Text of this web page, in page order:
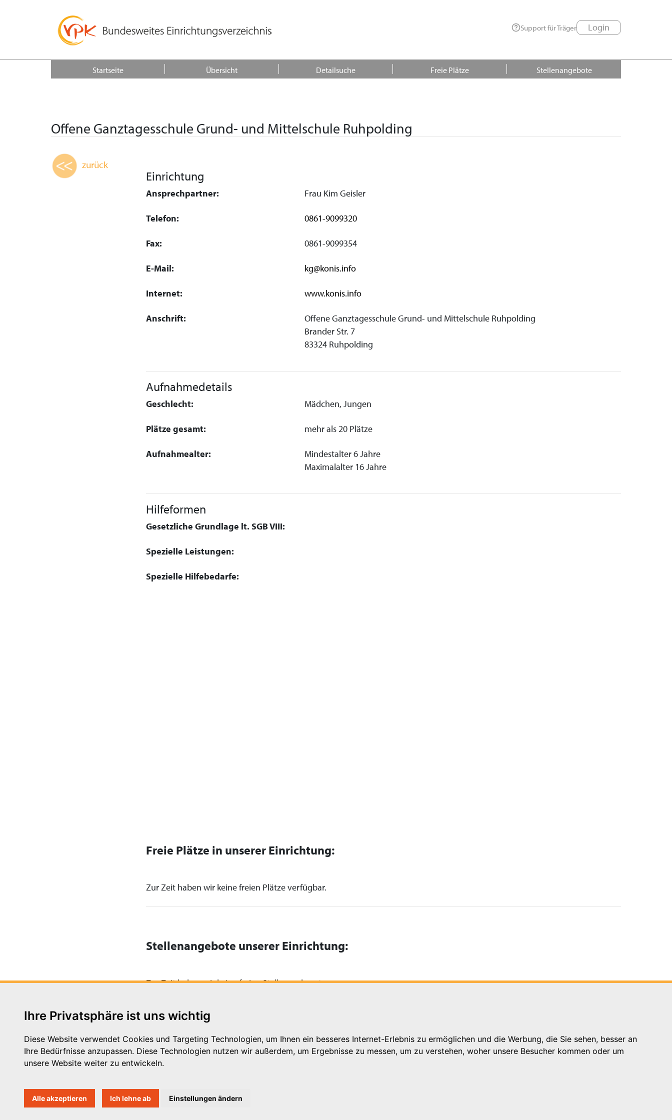
Ihre Privatsphäre ist uns wichtig
Diese Website verwendet Cookies und Targeting Technologien, um Ihnen ein besseres Internet-Erlebnis zu ermöglichen und die Werbung, die Sie sehen, besser an
Ihre Bedürfnisse anzupassen. Diese Technologien nutzen wir außerdem, um Ergebnisse zu messen, um zu verstehen, woher unsere Besucher kommen oder um
unsere Website weiter zu entwickeln.
Alle akzeptieren Ich lehne ab Einstellungen ändern
Support für Träger Login
Startseite Übersicht Detailsuche Freie Plätze Stellenangebote
Offene Ganztagesschule Grund- und Mittelschule Ruhpolding
zurück
Einrichtung
Ansprechpartner: Frau Kim Geisler
Telefon: 0861-9099320
Fax: 0861-9099354
E-Mail: kg@konis.info
Internet: www.konis.info
Anschrift:
Offene Ganztagesschule Grund- und Mittelschule Ruhpolding
Brander Str. 7
83324 Ruhpolding
Aufnahmedetails
Geschlecht: Mädchen, Jungen
Plätze gesamt: mehr als 20 Plätze
Aufnahmealter:
Mindestalter 6 Jahre
Maximalalter 16 Jahre
Hilfeformen
Gesetzliche Grundlage lt. SGB VIII:
Spezielle Leistungen:
Spezielle Hilfebedarfe:
Freie Plätze in unserer Einrichtung:
Zur Zeit haben wir keine freien Plätze verfügbar.
Stellenangebote unserer Einrichtung:
Zur Zeit haben wir keine freien Stellen zu besetzen.
Michaelkirchstr. 17/18
10179 Berlin
E-Mail: info@vpk.de
Mehr Informationen: www.vpk.de
Hilfe